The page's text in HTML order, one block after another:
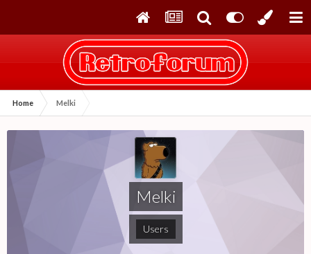
Home Melki
Melki
Users